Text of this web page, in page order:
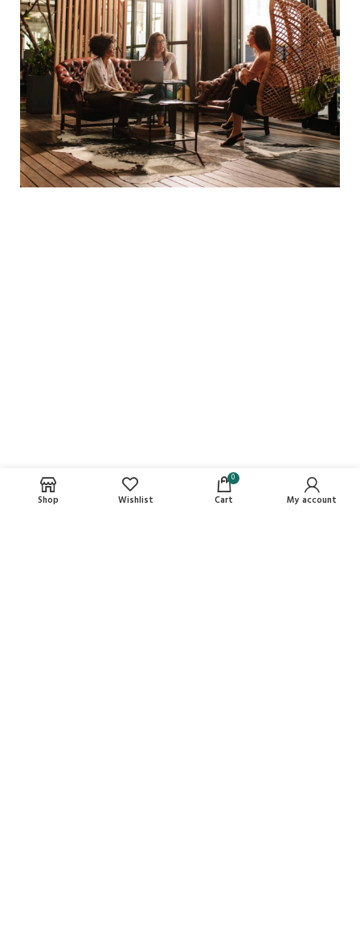
ДЛЯ ПАРТНЕРОВ
Shop Wishlist
0
Cart My account